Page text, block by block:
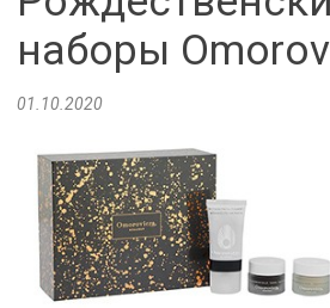
наборы
01.10.2020